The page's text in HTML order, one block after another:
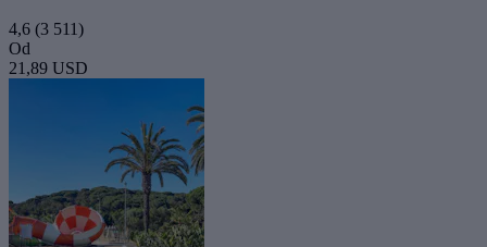
4,6 (3 511)
Od
21,89 USD